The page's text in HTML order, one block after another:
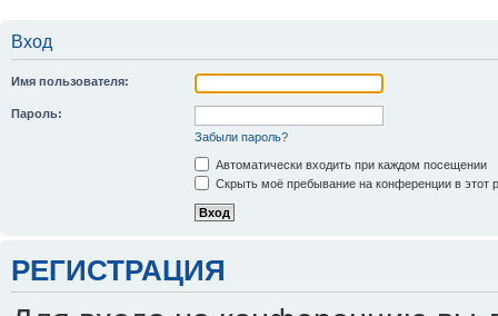
Вход
Имя пользователя:
Пароль:
Забыли пароль?
Автоматически входить при каждом посещении
Скрыть моё пребывание на конференции в этот
РЕГИСТРАЦИЯ